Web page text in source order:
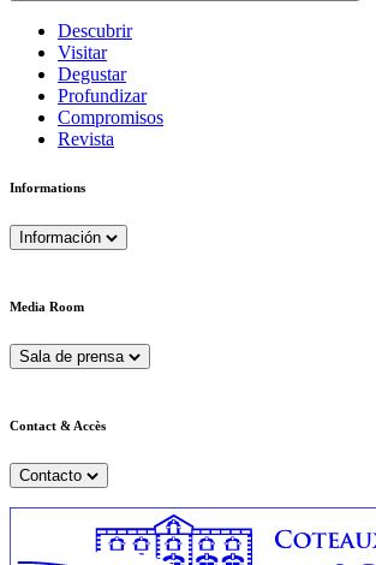
Descubrir
Visitar
Degustar
Profundizar
Compromisos
Revista
Informations
Información
Media Room
Sala de prensa
Contact & Accès
Contacto